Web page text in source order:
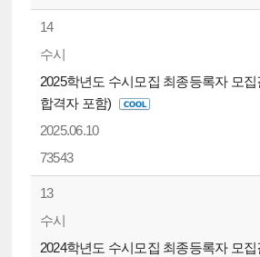
14
수시
2025학년도 수시모집 최종등록자 모
합격자 포함)
2025.06.10
73543
13
수시
2024학년도 수시모집 최종등록자 모